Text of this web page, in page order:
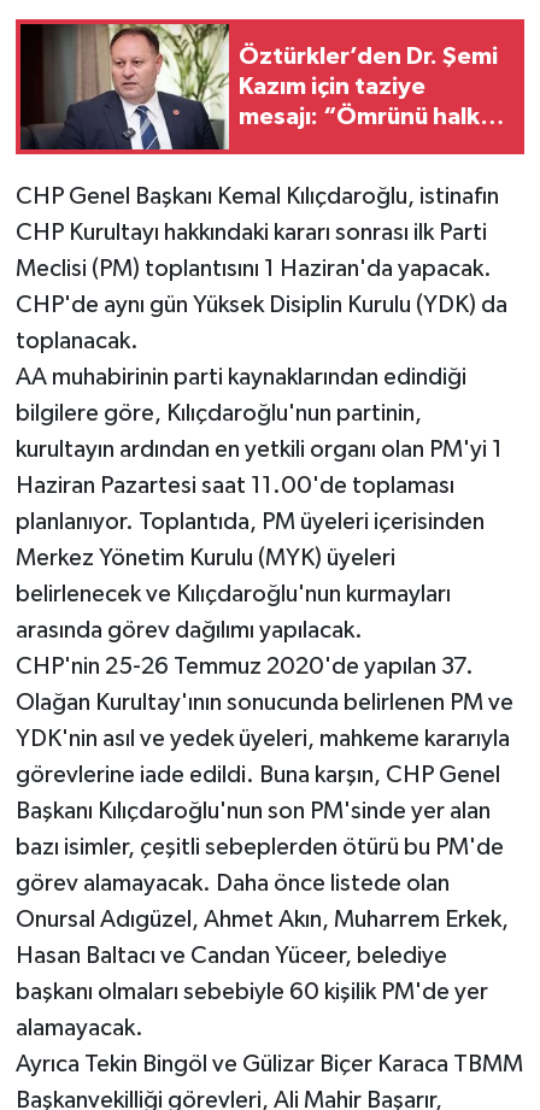
Öztürkler’den Dr. Şemi
Kazım için taziye
mesajı: “Ömrünü halka
CHP Genel Başkanı Kemal Kılıçdaroğlu, istinafın
CHP Kurultayı hakkındaki kararı sonrası ilk Parti
Meclisi (PM) toplantısını 1 Haziran'da yapacak.
CHP'de aynı gün Yüksek Disiplin Kurulu (YDK) da
toplanacak.
AA muhabirinin parti kaynaklarından edindiği
bilgilere göre, Kılıçdaroğlu'nun partinin,
kurultayın ardından en yetkili organı olan PM'yi 1
Haziran Pazartesi saat 11.00'de toplaması
planlanıyor. Toplantıda, PM üyeleri içerisinden
Merkez Yönetim Kurulu (MYK) üyeleri
belirlenecek ve Kılıçdaroğlu'nun kurmayları
arasında görev dağılımı yapılacak.
CHP'nin 25-26 Temmuz 2020'de yapılan 37.
Olağan Kurultay'ının sonucunda belirlenen PM ve
YDK'nin asıl ve yedek üyeleri, mahkeme kararıyla
görevlerine iade edildi. Buna karşın, CHP Genel
Başkanı Kılıçdaroğlu'nun son PM'sinde yer alan
bazı isimler, çeşitli sebeplerden ötürü bu PM'de
görev alamayacak. Daha önce listede olan
Onursal Adıgüzel, Ahmet Akın, Muharrem Erkek,
Hasan Baltacı ve Candan Yüceer, belediye
başkanı olmaları sebebiyle 60 kişilik PM'de yer
alamayacak.
Ayrıca Tekin Bingöl ve Gülizar Biçer Karaca TBMM
Başkanvekilliği görevleri, Ali Mahir Başarır,